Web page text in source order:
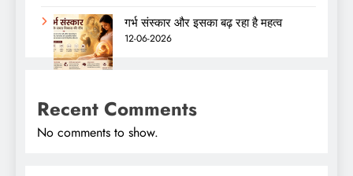
गर्भ संस्कार और इसका बढ़ रहा है महत्व
12-06-2026
Recent Comments
No comments to show.